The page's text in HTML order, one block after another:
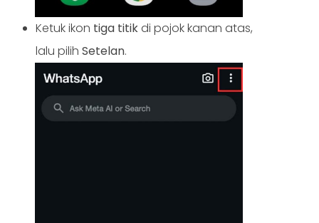
Ketuk ikon tiga titikdi pojok kanan atas,
lalu pilih Setelan.